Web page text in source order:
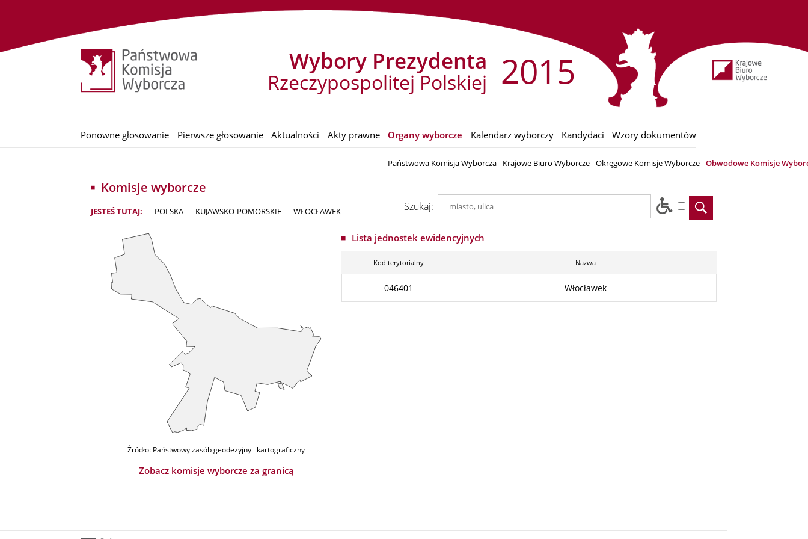
Wybory Prezydenta
Rzeczypospolitej Polskiej 2015
Ponowne głosowanie Pierwsze głosowanie Aktualności Akty prawne Organy wyborcze
Państwowa Komisja Wyborcza Krajowe Biuro Wyborcze Okręgowe Komisje Wyborcze Obwodowe Komisje
Kalendarz wyborczy Kandydaci Wzory dokumentów
Komisje wyborcze
JESTEŚ TUTAJ: POLSKA KUJAWSKO-POMORSKIE WŁOCŁAWEK Szukaj:
Źródło: Państwowy zasób geodezyjny i kartograficzny
Zobacz komisje wyborcze za granicą
Lista jednostek ewidencyjnych
Kod terytorialny Nazwa
046401 Włocławek